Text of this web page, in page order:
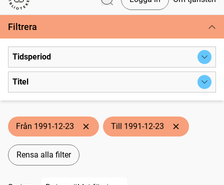
Svenska tidningar
Filtrera
Tidsperiod
Titel
Från 1991-12-23 Till 1991-12-23
Rensa alla filter